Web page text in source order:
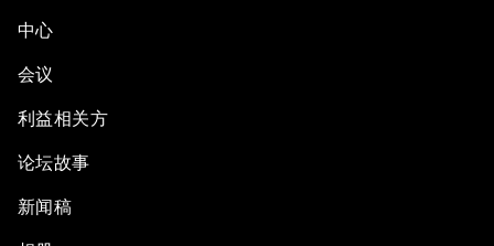
中心
会议
利益相关方
论坛故事
新闻稿